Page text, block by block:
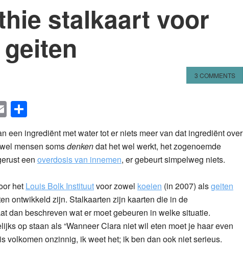
stalkaart voor
3 COMMENTS
Email
een ingrediënt met water tot er niets meer van dat ingrediënt over
mensen somsdenkendat het wel werkt, het zogenoemde
een overdosis van innemen, er gebeurt simpelweg niets.
het Louis Bolk Instituutvoor zowel koeien (in 2007) alsgeiten
ontwikkeld zijn. Stalkaarten zijn kaarten die in de
dan beschreven wat er moet gebeuren in welke situatie.
op staan als “Wanneer Clara niet wil eten moet je haar even
volkomen onzinnig, ik weet het; ik ben dan ook niet serieus.